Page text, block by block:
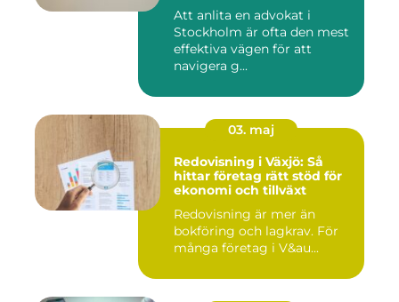
Att anlita en advokat i
Stockholm är ofta den mest
effektiva vägen för att
navigera g...
03. maj
Redovisning i Växjö: Så
hittar företag rätt stöd för
ekonomi och tillväxt
Redovisning är mer än
bokföring och lagkrav. För
många företag i V&au...